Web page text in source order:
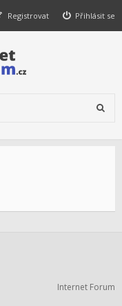
Přihlásit se
Registrovat
Internet Forum